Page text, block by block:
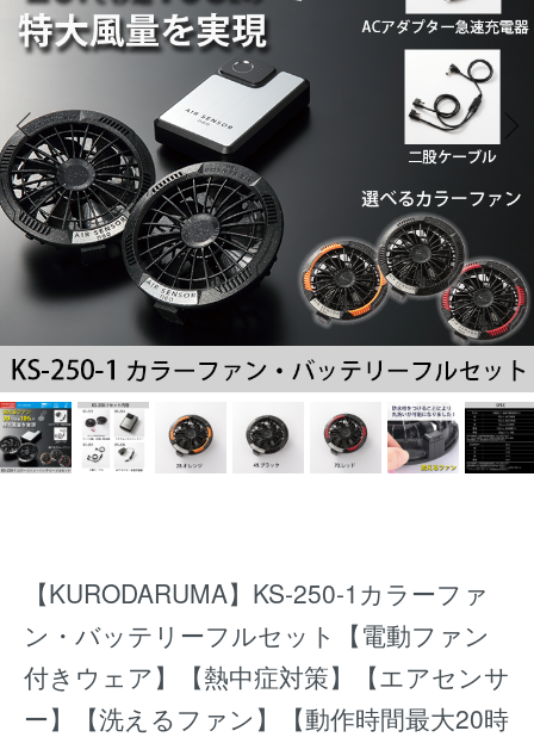
【KURODARUMA】KS-250-1カラーファ
ン・バッテリーフルセット【電動ファン
付きウェア】【熱中症対策】【エアセンサ
ー】【洗えるファン】【動作時間最大20時